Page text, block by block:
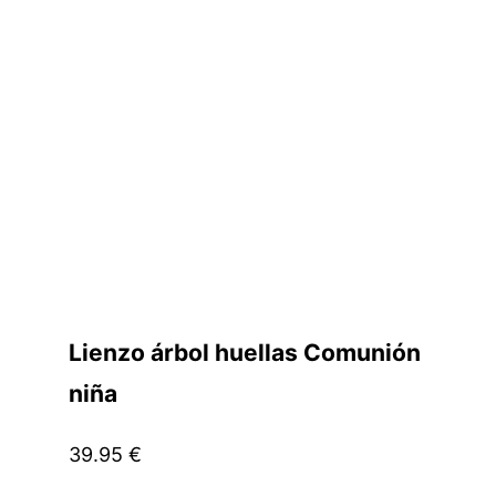
Lienzo árbol huellas Comunión
niña
39.95€